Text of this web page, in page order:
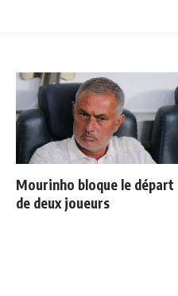
Mourinho bloque le départ
de deux joueurs